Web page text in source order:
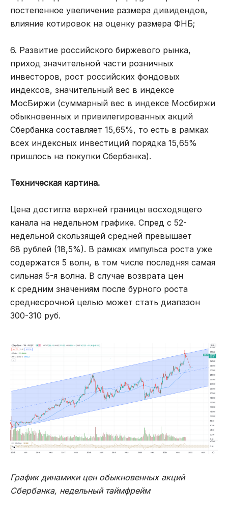
постепенное увеличение размера дивидендов,
влияние котировок на оценку размера ФНБ;
6. Развитие российского биржевого рынка,
приход значительной части розничных
инвесторов, рост российских фондовых
индексов, значительный вес в индексе
МосБиржи (суммарный вес в индексе Мосбиржи
обыкновенных и привилегированных акций
Сбербанка составляет 15,65%, то есть в рамках
всех индексных инвестиций порядка 15,65%
пришлось на покупки Сбербанка).
Техническая картина.
Цена достигла верхней границы восходящего
канала на недельном графике. Спред с 52-
недельной скользящей средней превышает
68 рублей (18,5%). В рамках импульса роста уже
содержатся 5 волн, в том числе последняя самая
сильная 5-я волна. В случае возврата цен
к средним значениям после бурного роста
среднесрочной целью может стать диапазон
300-310 руб.
График динамики цен обыкновенных акций
Сбербанка, недельный таймфрейм